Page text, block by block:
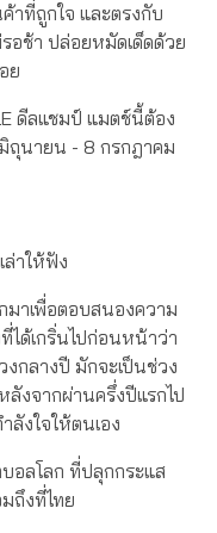
าที่ถูกใจ และตรงกับ
อช้า ปล่อยหมัดเด็ดด้วย
ย
ดีลแชมป์ แมตช์นี้ต้อง
ถุนายน - 8 กรกฎาคม
ล่าให้ฟัง
าเพื่อตอบสนองความ
ได้เกริ่นไปก่อนหน้าว่า
กลางปี มักจะเป็นช่วง
ลังจากผ่านครึ่งปีแรกไป
งใจให้ตนเอง
อลโลก ที่ปลุกกระแส
ถึงที่ไทย